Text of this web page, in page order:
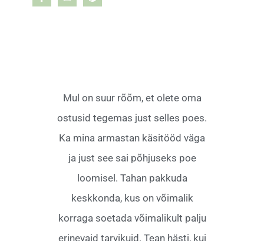
Mul on suur rõõm, et olete oma
ostusid tegemas just selles poes.
Ka mina armastan käsitööd väga
ja just see sai põhjuseks poe
loomisel. Tahan pakkuda
keskkonda, kus on võimalik
korraga soetada võimalikult palju
erinevaid tarvikuid. Tean hästi, kui